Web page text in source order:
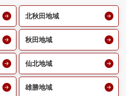
北秋田地域
秋田地域
仙北地域
雄勝地域